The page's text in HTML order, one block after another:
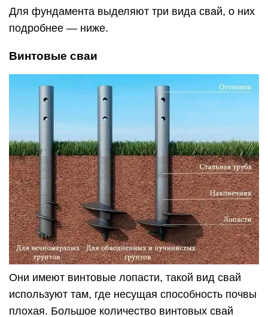
Для фундамента выделяют три вида свай, о них
подробнее — ниже.
Винтовые сваи
Они имеют винтовые лопасти, такой вид свай
используют там, где несущая способность почвы
плохая. Большое количество винтовых свай